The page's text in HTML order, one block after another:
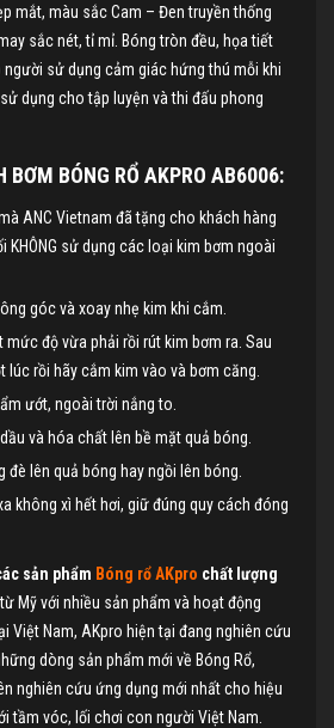
mắt, màu sắc Cam – Đen truyền thống
sắc nét, tỉ mỉ. Bóng tròn đều, họa tiết
người sử dụng cảm giác hứng thú mỗi khi
dụng cho tập luyện và thi đấu phong
BƠM BÓNG RỔ AKPRO AB6006:
ANC Vietnam đã tặng cho khách hàng
KHÔNG sử dụng các loại kim bơm ngoài
góc và xoay nhẹ kim khi cắm.
mức độ vừa phải rồi rút kim bơm ra. Sau
lúc rồi hãy cắm kim vào và bơm căng.
ướt, ngoài trời nắng to.
và hóa chất lên bề mặt quả bóng.
đè lên quả bóng hay ngồi lên bóng.
không xì hết hơi, giữ đúng quy cách đóng
sản phẩm Bóng rổ AKpro chất lượng
Mỹ với nhiều sản phẩm và hoạt động
Việt Nam, AKpro hiện tại đang nghiên cứu
dòng sản phẩm mới về Bóng Rổ,
nghiên cứu ứng dụng mới nhất cho hiệu
tầm vóc, lối chơi con người Việt Nam.